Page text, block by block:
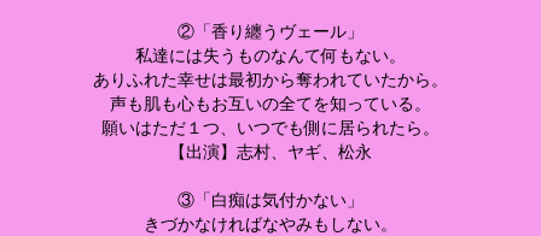
②「香り纏うヴェール」
私達には失うものなんて何もない。
ありふれた幸せは最初から奪われていたから。
声も肌も心もお互いの全てを知っている。
願いはただ１つ、いつでも側に居られたら。
【出演】志村、ヤギ、松永
③「白痴は気付かない」
きづかなければなやみもしない。